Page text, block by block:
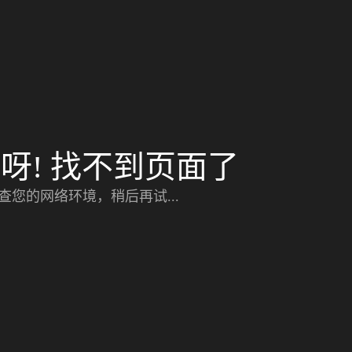
! 找不到页面了
您的网络环境，稍后再试...